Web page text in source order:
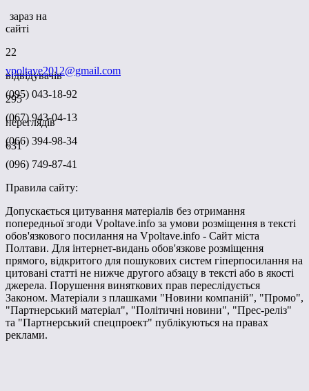
зараз на
сайті
22
відвідувачів
295
переглядів
631
vpoltave2012@gmail.com
(095) 043-18-92
(067) 943-04-13
(066) 394-98-34
(096) 749-87-41
Правила сайту:
Допускається цитування матеріалів без отримання
попередньої згоди Vpoltave.info за умови розміщення в тексті
обов'язкового посилання на Vpoltave.info - Сайт міста
Полтави. Для інтернет-видань обов'язкове розміщення
прямого, відкритого для пошукових систем гіперпосилання на
цитовані статті не нижче другого абзацу в тексті або в якості
джерела. Порушення виняткових прав переслідується
Законом. Матеріали з плашками "Новини компаній", "Промо",
"Партнерський матеріал", "Політичні новини", "Прес-реліз"
та "Партнерський спецпроект" публікуються на правах
реклами.